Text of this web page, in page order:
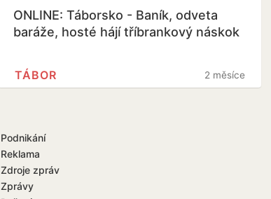
ONLINE: Táborsko - Baník, odveta
baráže, hosté hájí tříbrankový náskok
2 měsíce
TÁBOR
Podnikání
Reklama
Zdroje zpráv
Zprávy